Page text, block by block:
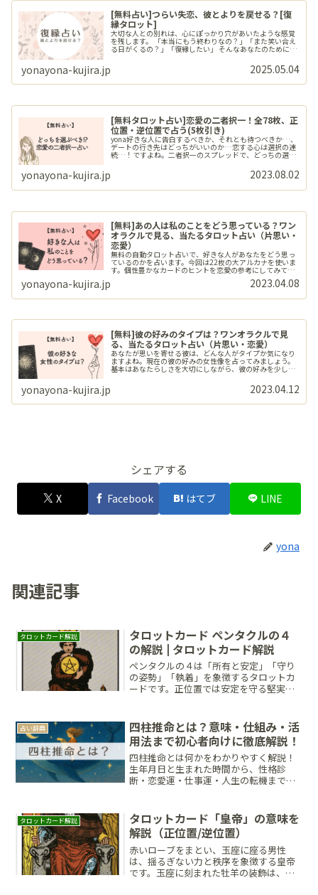
[無料占い]つらい失恋、彼とよりを戻せる？[復
縁タロット]
大切な人との別れは、心にぽっかり穴があいたような感覚
を残します。 「本当にもう終わりなの？」「また笑い合え
る日がくるの？」「復縁したい」 そんなあなたのために、
ジが、傷ついた心に静かな光を灯してくれるはずです。
yonayona-kujira.jp 2025.05.04
[無料タロット占い]恋愛の二者択一！全78枚、正
位置・逆位置で占う(5枚引き)
yona好きな人に告白するべきか、それとも待つべきか…、
デートの行き先はどっちがいいのか…恋する心は選択の連
続…！ですよね。二者択一のスプレッドで、どっちの選択
肢がいいのか占ってみましょう。const
_hash="iTXbciAUjx9ul9nG";const _tarotType="156";c...
yonayona-kujira.jp 2023.08.02
[無料]あの人は私のことをどう思っている？ワン
オラクルで見る、当たるタロット占い（片思い・
恋愛）
無料の自動タロット占いで、好きな人があなたをどう思っ
ているのかを占います。今回は22枚の大アルカナを使いま
す。個性豊かなカードのヒントを恋愛の参考にしてみてく
yonayona-kujira.jp 2023.04.08
[無料]彼の好みのタイプは？ワンオラクルで見
る、当たるタロット占い（片思い・恋愛）
あなたが思いを寄せる彼は、どんな人がタイプか気になり
ますよね。現在の彼の好みの女性像を占ってみましょう。
基本はあなたらしさを大切にしながら、彼の好みを少しだ
yonayona-kujira.jp 2023.04.12
シェアする
X Facebook はてブ LINE
yona
関連記事
タロットカード解説
タロットカード ペンタクルの４
の解説 | タロットカード解説
ペンタクルの４は「所有と安定」「守り
の姿勢」「執着」を象徴するタロットカ
ードです。正位置では安定を守る堅実さ
何を手放すべきかを見極めることが、成
長と自由をもたらす鍵となるでしょう。
占い辞典
四柱推命とは？意味・仕組み・活
用法まで初心者向けに徹底解説！
四柱推命とは何かをわかりやすく解説！
生年月日と生まれた時間から、性格診
断・恋愛運・仕事運・人生の転機まで読
支・大運・年運の基本から、他占術との
違いや人生への活かし方まで徹底解説！
タロットカード解説
タロットカード「皇帝」の意味を
解説（正位置/逆位置）
赤いローブをまとい、玉座に座る男性
は、揺るぎない力と秩序を象徴する皇帝
です。玉座に刻まれた牡羊の装飾は、行